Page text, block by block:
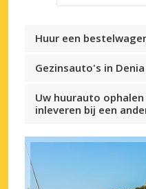
Huur een
Gezinsauto's in Denia
Uw huurauto
inleveren bij een